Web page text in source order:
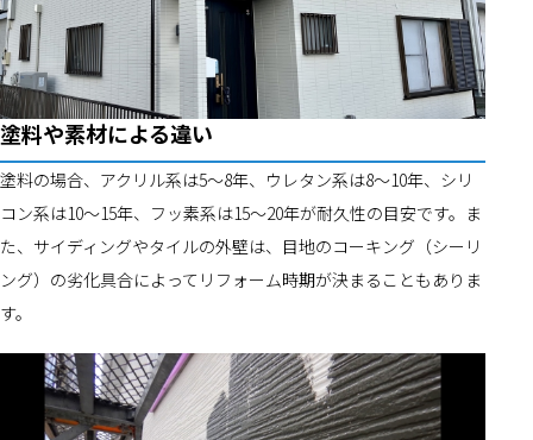
塗料や素材による違い
塗料の場合、アクリル系は5～8年、ウレタン系は8～10年、シリ
コン系は10～15年、フッ素系は15～20年が耐久性の目安です。ま
た、サイディングやタイルの外壁は、目地のコーキング（シーリ
ング）の劣化具合によってリフォーム時期が決まることもありま
す。